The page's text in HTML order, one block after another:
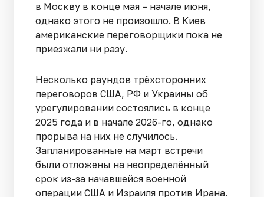
в Москву в конце мая – начале июня,
однако этого не произошло. В Киев
американские переговорщики пока не
приезжали ни разу.
Несколько раундов трёхсторонних
переговоров США, РФ и Украины об
урегулировании состоялись в конце
2025 года и в начале 2026-го, однако
прорыва на них не случилось.
Запланированные на март встречи
были отложены на неопределённый
срок из-за начавшейся военной
операции США и Израиля против Ирана.